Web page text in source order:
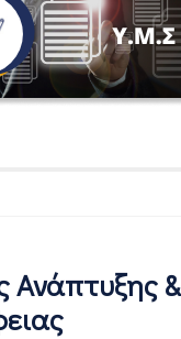
Ανάπτυξης &